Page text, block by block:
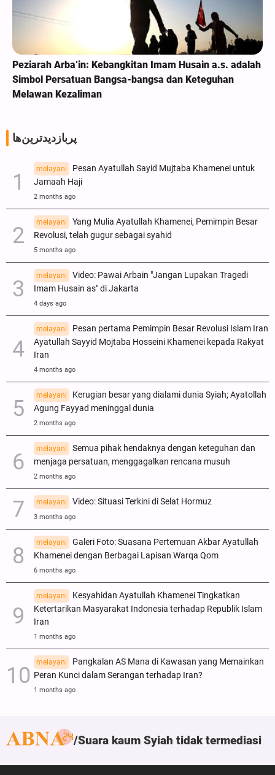
Peziarah Arba’in: Kebangkitan Imam Husain a.s. adalah
Simbol Persatuan Bangsa-bangsa dan Keteguhan
Melawan Kezaliman
پربازدیدترین‌ها
melayani
Pesan Ayatullah Sayid Mujtaba Khamenei untuk
Jamaah Haji
2 months ago
melayani
Yang Mulia Ayatullah Khamenei, Pemimpin Besar
Revolusi, telah gugur sebagai syahid
5 months ago
melayani
Video: Pawai Arbain "Jangan Lupakan Tragedi
Imam Husain as" di Jakarta
4 days ago
melayani
Pesan pertama Pemimpin Besar Revolusi Islam Iran
Ayatullah Sayyid Mojtaba Hosseini Khamenei kepada Rakyat
Iran
4 months ago
melayani
Kerugian besar yang dialami dunia Syiah; Ayatollah
Agung Fayyad meninggal dunia
2 months ago
melayani
Semua pihak hendaknya dengan keteguhan dan
menjaga persatuan, menggagalkan rencana musuh
2 months ago
melayani Video: Situasi Terkini di Selat Hormuz
3 months ago
melayani
Galeri Foto: Suasana Pertemuan Akbar Ayatullah
Khamenei dengan Berbagai Lapisan Warqa Qom
6 months ago
melayani
Kesyahidan Ayatullah Khamenei Tingkatkan
Ketertarikan Masyarakat Indonesia terhadap Republik Islam
Iran
1 months ago
melayani
Pangkalan AS Mana di Kawasan yang Memainkan
Peran Kunci dalam Serangan terhadap Iran?
1 months ago
Suara kaum Syiah tidak termediasi